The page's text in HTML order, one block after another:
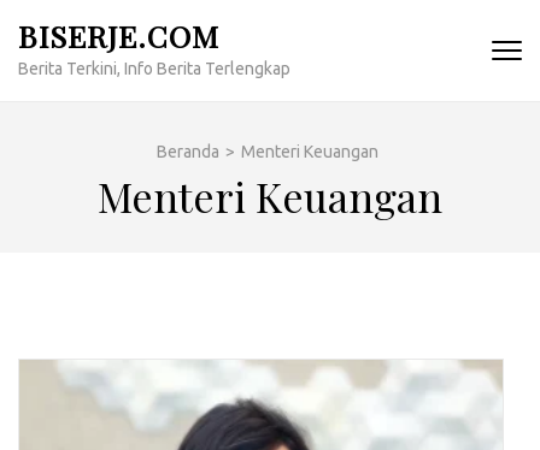
konten
BISERJE.COM
Berita Terkini, Info Berita Terlengkap
Beranda > Menteri Keuangan
Menteri Keuangan